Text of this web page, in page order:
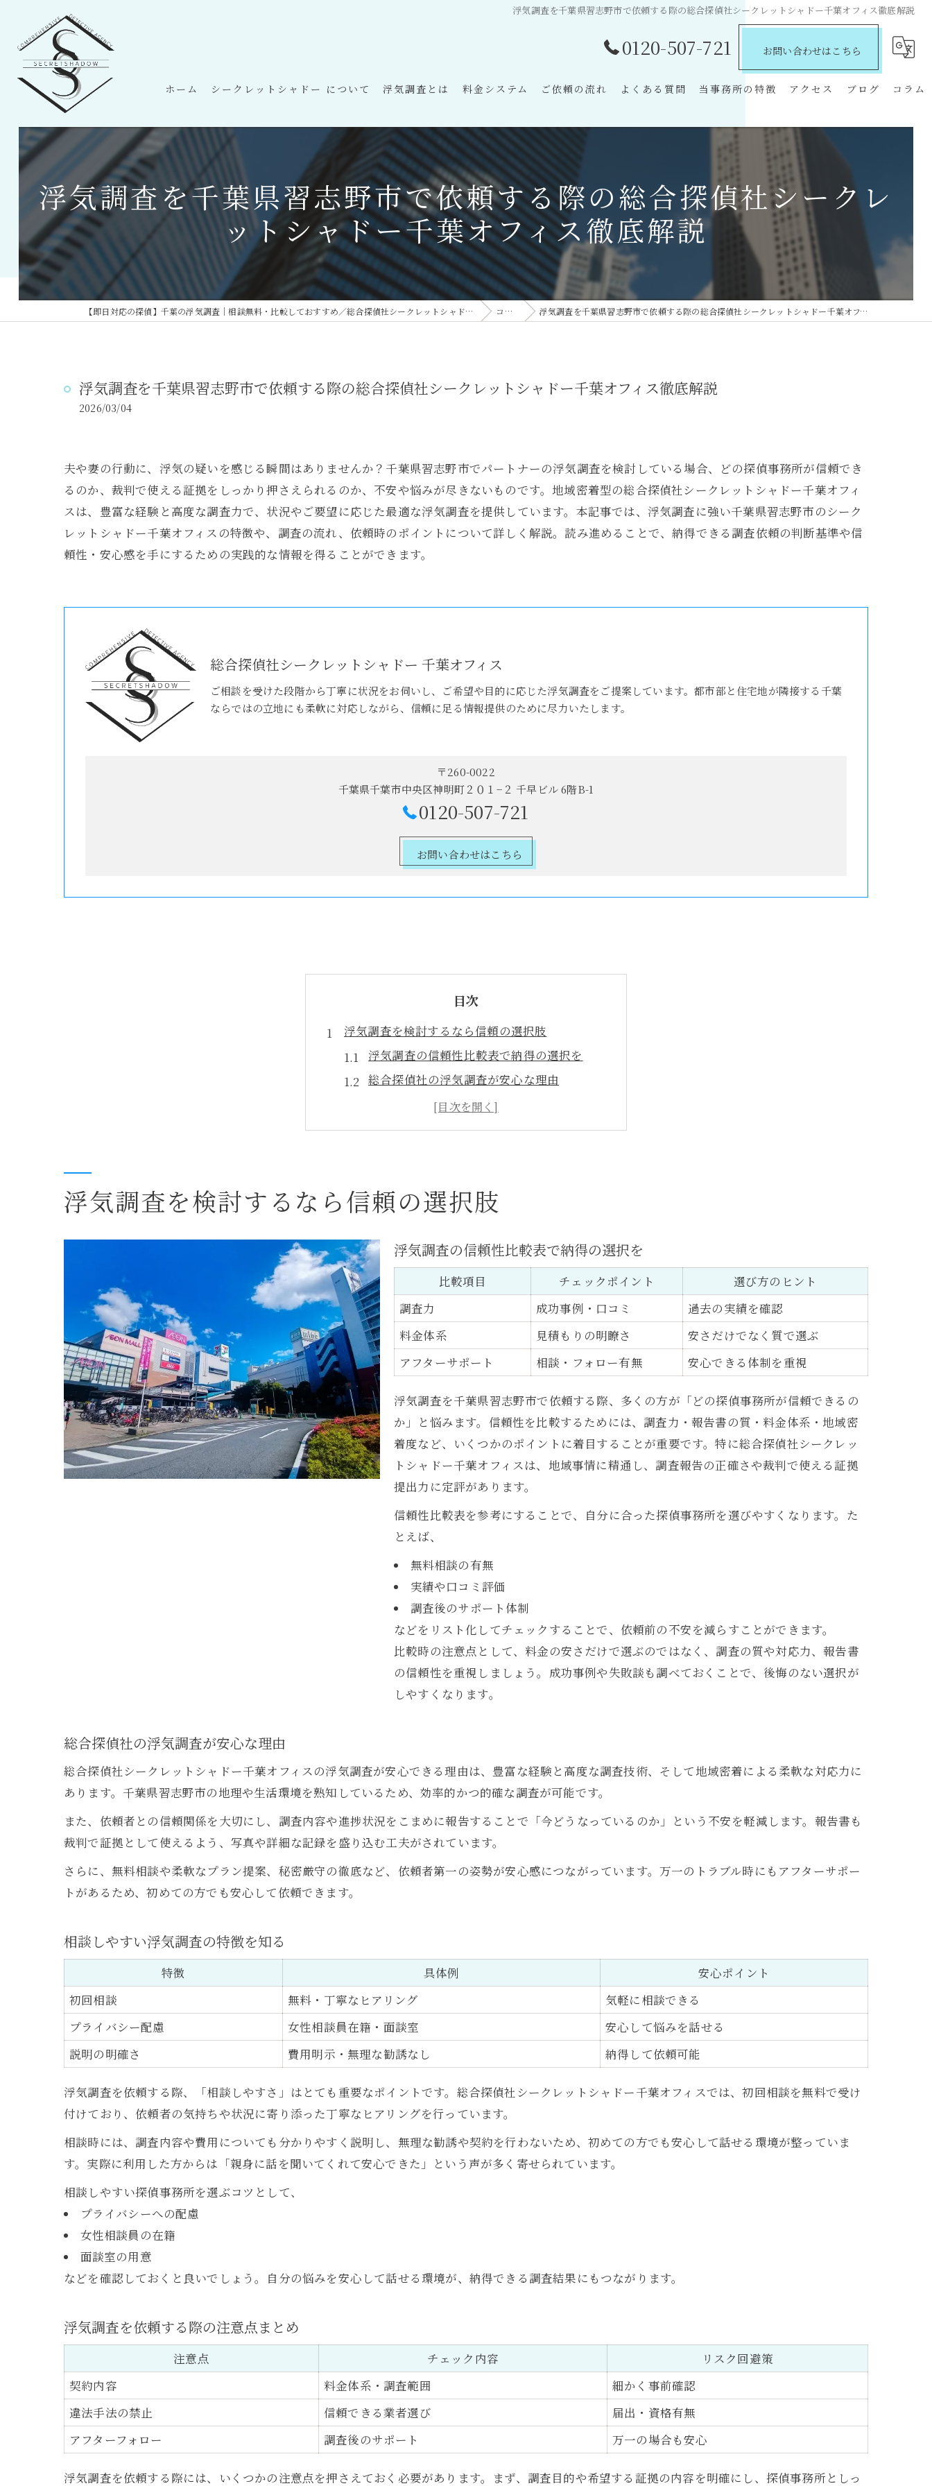
浮気調査を千葉県習志野市で依頼する際の総合探偵社シークレットシャドー千葉オフィス徹底解説
0120-507-721 お問い合わせはこちら
ホーム シークレットシャドー について 浮気調査とは 料金システム ご依頼の流れ よくある質問 当事務所の特徴
探偵
離婚
不倫
アクセス ブログ コラム
浮気調査を千葉県習志野市で依頼する際の総合探偵社シークレ
ットシャドー千葉オフィス徹底解説
【即日対応の探偵】千葉の浮気調査｜相談無料・比較しておすすめ／総合探偵社シークレットシャドー 千葉オフィス コラム 浮気調査を千葉県習志野市で依頼する際の総合探偵社シークレットシャドー千葉オフィス徹底解説
浮気調査を千葉県習志野市で依頼する際の総合探偵社シークレットシャドー千葉オフィス徹底解説
2026/03/04
夫や妻の行動に、浮気の疑いを感じる瞬間はありませんか？千葉県習志野市でパートナーの浮気調査を検討している場合、どの探偵事務所が信頼でき
るのか、裁判で使える証拠をしっかり押さえられるのか、不安や悩みが尽きないものです。地域密着型の総合探偵社シークレットシャドー千葉オフィ
スは、豊富な経験と高度な調査力で、状況やご要望に応じた最適な浮気調査を提供しています。本記事では、浮気調査に強い千葉県習志野市のシーク
レットシャドー千葉オフィスの特徴や、調査の流れ、依頼時のポイントについて詳しく解説。読み進めることで、納得できる調査依頼の判断基準や信
頼性・安心感を手にするための実践的な情報を得ることができます。
総合探偵社シークレットシャドー 千葉オフィス
ご相談を受けた段階から丁寧に状況をお伺いし、ご希望や目的に応じた浮気調査をご提案しています。都市部と住宅地が隣接する千葉
ならではの立地にも柔軟に対応しながら、信頼に足る情報提供のために尽力いたします。
〒260-0022
千葉県千葉市中央区神明町２０１−２ 千早ビル 6階B-1
0120-507-721
お問い合わせはこちら
目次
浮気調査を検討するなら信頼の選択肢
浮気調査の信頼性比較表で納得の選択を
総合探偵社の浮気調査が安心な理由
相談しやすい浮気調査の特徴を知る
浮気調査を依頼する際の注意点まとめ
調査方法やサービス内容を表で解説
浮気調査のサポート体制が充実する理由
初めてでも安心な浮気調査の流れ
浮気調査で押さえるべき安心基準
依頼前に知りたい浮気調査の進め方
浮気調査の進行ステップを表で解説
依頼前に把握したい浮気調査の流れ
浮気調査を円滑に進めるための準備
調査依頼時の不安を解消するポイント
浮気調査における相談の活用方法
千葉県習志野市で叶う確かな浮気調査
地域密着型浮気調査サービス比較表
習志野市で選ばれる浮気調査の強み
地元で安心できる浮気調査の特徴
習志野市で浮気調査が信頼される理由
地域事情に精通した浮気調査の魅力
浮気調査の証拠取得で後悔しないために
証拠取得のポイントを表で整理
浮気調査で後悔しない証拠の集め方
裁判に強い証拠を得る浮気調査術
真実発見に強い浮気調査の流れ
浮気調査で真実を導く技術とは
浮気調査を検討するなら信頼の選択肢
浮気調査の信頼性比較表で納得の選択を
比較項目 チェックポイント
選び方のヒント
調査力
成功事例・口コミ
過去の実績を確認
料金体系
見積もりの明瞭さ
安さだけでなく質で選ぶ
アフターサポート
相談・フォロー有無 安心できる体制を重視
浮気調査を千葉県習志野市で依頼する際、多くの方が「どの探偵事務所が信頼できるの
か」と悩みます。信頼性を比較するためには、調査力・報告書の質・料金体系・地域密
着度など、いくつかのポイントに着目することが重要です。特に総合探偵社シークレッ
トシャドー千葉オフィスは、地域事情に精通し、調査報告の正確さや裁判で使える証拠
提出力に定評があります。
信頼性比較表を参考にすることで、自分に合った探偵事務所を選びやすくなります。た
とえば、
無料相談の有無
実績や口コミ評価
調査後のサポート体制
などをリスト化してチェックすることで、依頼前の不安を減らすことができます。
比較時の注意点として、料金の安さだけで選ぶのではなく、調査の質や対応力、報告書
の信頼性を重視しましょう。成功事例や失敗談も調べておくことで、後悔のない選択が
しやすくなります。
総合探偵社の浮気調査が安心な理由
総合探偵社シークレットシャドー千葉オフィスの浮気調査が安心できる理由は、豊富な経験と高度な調査技術、そして地域密着による柔軟な対応力に
あります。千葉県習志野市の地理や生活環境を熟知しているため、効率的かつ的確な調査が可能です。
また、依頼者との信頼関係を大切にし、調査内容や進捗状況をこまめに報告することで「今どうなっているのか」という不安を軽減します。報告書も
裁判で証拠として使えるよう、写真や詳細な記録を盛り込む工夫がされています。
さらに、無料相談や柔軟なプラン提案、秘密厳守の徹底など、依頼者第一の姿勢が安心感につながっています。万一のトラブル時にもアフターサポー
トがあるため、初めての方でも安心して依頼できます。
相談しやすい浮気調査の特徴を知る
特徴 具体例
安心ポイント
初回相談
無料・丁寧なヒアリング
気軽に相談できる
プライバシー配慮
女性相談員在籍・面談室
安心して悩みを話せる
説明の明確さ
費用明示・無理な勧誘なし 納得して依頼可能
浮気調査を依頼する際、「相談しやすさ」はとても重要なポイントです。総合探偵社シークレットシャドー千葉オフィスでは、初回相談を無料で受け
付けており、依頼者の気持ちや状況に寄り添った丁寧なヒアリングを行っています。
相談時には、調査内容や費用についても分かりやすく説明し、無理な勧誘や契約を行わないため、初めての方でも安心して話せる環境が整っていま
す。実際に利用した方からは「親身に話を聞いてくれて安心できた」という声が多く寄せられています。
相談しやすい探偵事務所を選ぶコツとして、
プライバシーへの配慮
女性相談員の在籍
面談室の用意
などを確認しておくと良いでしょう。自分の悩みを安心して話せる環境が、納得できる調査結果にもつながります。
浮気調査を依頼する際の注意点まとめ
注意点 チェック内容
リスク回避策
契約内容
料金体系・調査範囲
細かく事前確認
違法手法の禁止
信頼できる業者選び
届出・資格有無
アフターフォロー
調査後のサポート 万一の場合も安心
浮気調査を依頼する際には、いくつかの注意点を押さえておく必要があります。まず、調査目的や希望する証拠の内容を明確にし、探偵事務所としっ